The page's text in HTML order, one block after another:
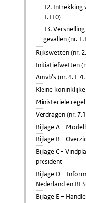
12. Intrekking
1.110)
13.
gevallen (nr.
Rijkswetten (nr.
Initiatiefwetten
Amvb's (nr. 4.1-
Kleine
Ministeriële
Verdragen (nr.
Bijlage A -
Bijlage B -
Bijlage C -
president
Bijlage D –
Nederland en BES
Bijlage E –